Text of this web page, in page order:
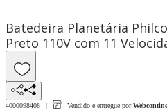
Batedeira Planetária
Preto 110V com 11
4000098408 Vendido e entregue por